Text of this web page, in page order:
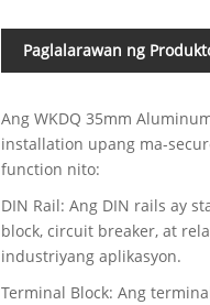
Paglalarawan ng
Ang WKDQ 35mm
installation upang ma-
function nito:
DIN Rail: Ang DIN rails ay
block, circuit breaker, at
industriyang aplikasyon.
Terminal Block: Ang